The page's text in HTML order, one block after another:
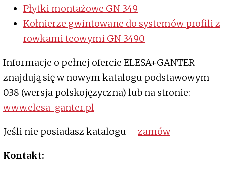
Płytki montażowe GN 349
Kołnierze gwintowane do systemów profili z
rowkami teowymi GN 3490
Informacje o pełnej ofercie ELESA+GANTER
znajdują się w nowym katalogu podstawowym
038 (wersja polskojęzyczna) lub na stronie:
www.elesa-ganter.pl
Jeśli nie posiadasz katalogu – zamów
Kontakt: